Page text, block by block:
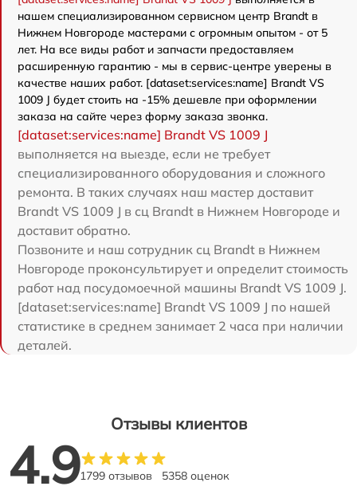
нашем специализированном сервисном центр Brandt в
Нижнем Новгороде мастерами с огромным опытом - от 5
лет. На все виды работ и запчасти предоставляем
расширенную гарантию - мы в сервис-центре уверены в
качестве наших работ. [dataset:services:name] Brandt VS
1009 J будет стоить на -15% дешевле при оформлении
заказа на сайте через форму заказа звонка.
[dataset:services:name] Brandt VS 1009 J
выполняется на выезде, если не требует
специализированного оборудования и сложного
ремонта. В таких случаях наш мастер доставит
Brandt VS 1009 J в сц Brandt в Нижнем Новгороде и
доставит обратно.
Позвоните и наш сотрудник сц Brandt в Нижнем
Новгороде проконсультирует и определит стоимость
работ над посудомоечной машины Brandt VS 1009 J.
[dataset:services:name] Brandt VS 1009 J по нашей
статистике в среднем занимает 2 часа при наличии
деталей.
Отзывы клиентов
4.91799 отзывов 5358 оценок